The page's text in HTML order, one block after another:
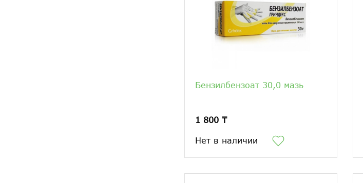
Бензилбензоат 30,0 мазь
1 800 ₸
Нет в наличии